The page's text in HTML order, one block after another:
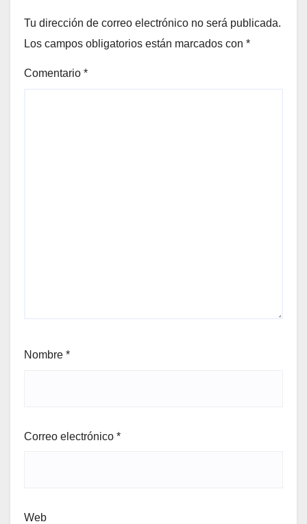
Tu dirección de correo electrónico no será publicada.
Los campos obligatorios están marcados con *
Comentario *
Nombre *
Correo electrónico *
Web